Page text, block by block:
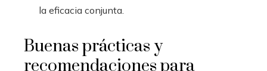
la eficacia conjunta.
Buenas prácticas y
recomendaciones para